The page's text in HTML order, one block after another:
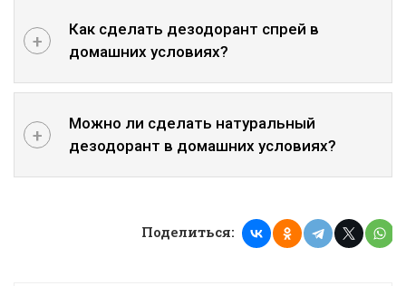
Как сделать дезодорант спрей в
домашних условиях?
Можно ли сделать натуральный
дезодорант в домашних условиях?
Поделиться: